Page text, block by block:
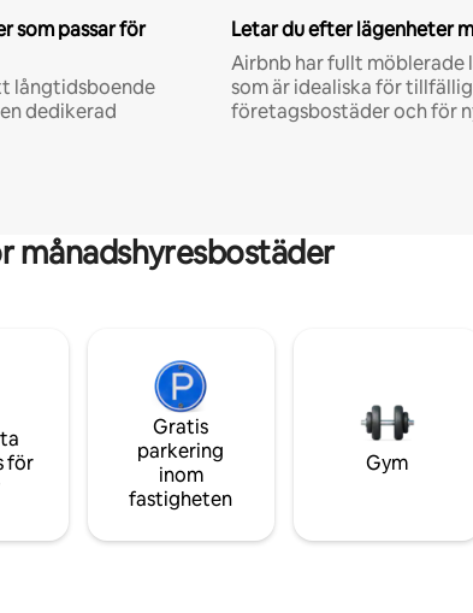
som passar för
långtidsboende
dedikerad
Letar du efter lägenheter
Airbnb har fullt möblerade
som är idealiska för
företagsbostäder och för
månadshyresbostäder
för
Gratis
parkering
inom
fastigheten
Gym